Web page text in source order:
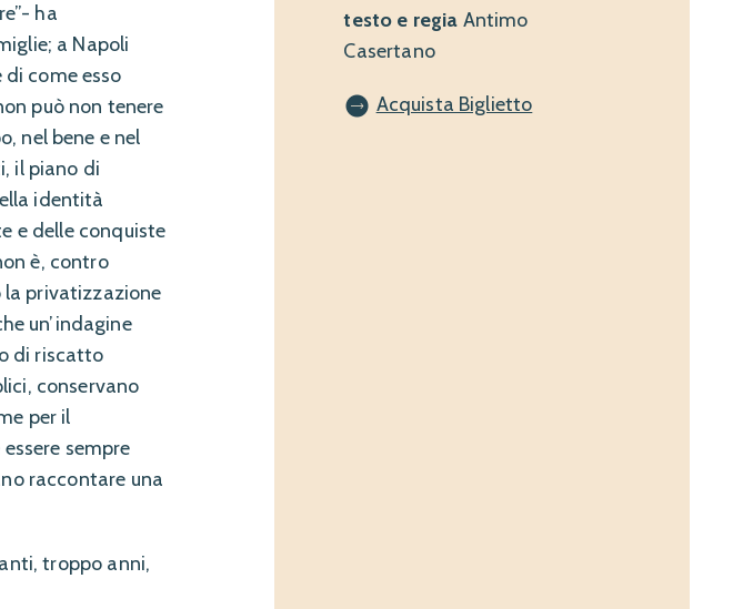
ha
a Napoli
come esso
può non tenere
nel bene e nel
il piano di
identità
e delle conquiste
è, contro
la privatizzazione
un’indagine
di riscatto
conservano
per il
sempre
raccontare una
troppo anni,
testo e regia Antimo
Casertano
Acquista Biglietto